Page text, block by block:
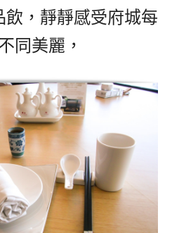
，靜靜感受府城每
同美麗，